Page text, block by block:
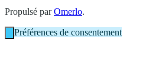
Propulsé parOmerlo.
Préférences de consentement